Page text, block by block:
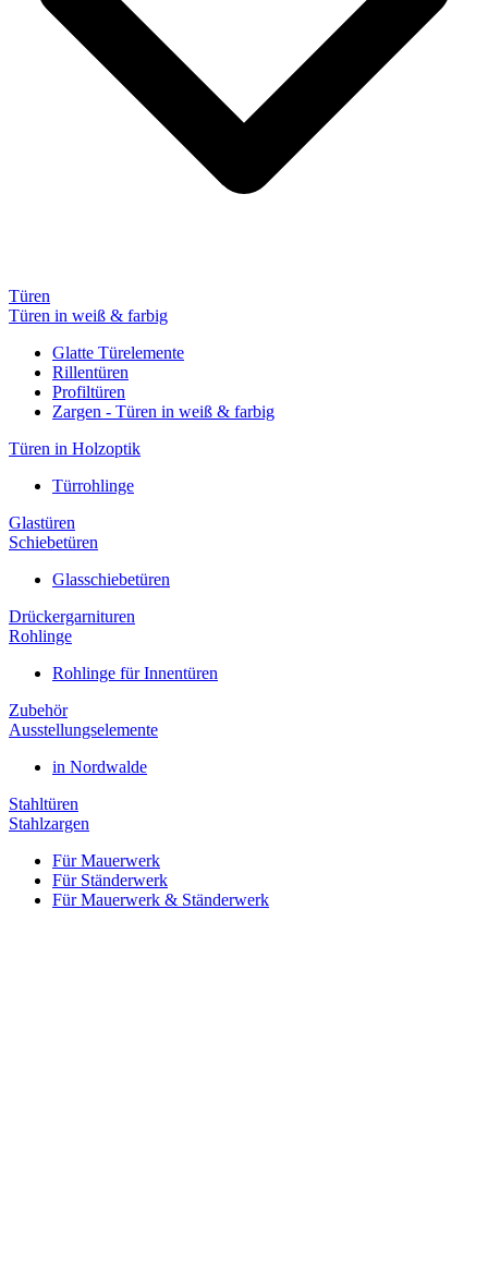
Türen
Türen in weiß & farbig
Glatte Türelemente
Rillentüren
Profiltüren
Zargen - Türen in weiß & farbig
Türen in Holzoptik
Türrohlinge
Glastüren
Schiebetüren
Glasschiebetüren
Drückergarnituren
Rohlinge
Rohlinge für Innentüren
Zubehör
Ausstellungselemente
in Nordwalde
Stahltüren
Stahlzargen
Für Mauerwerk
Für Ständerwerk
Für Mauerwerk & Ständerwerk